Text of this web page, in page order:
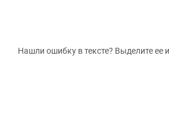
Нашли ошибку в тексте? Выделите ее